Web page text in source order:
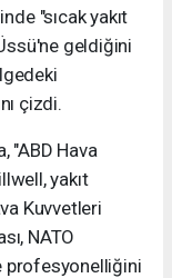
"sıcak yakıt
geldiğini
çizdi.
"ABD Hava
yakıt
Kuvvetleri
NATO
profesyonelliğini